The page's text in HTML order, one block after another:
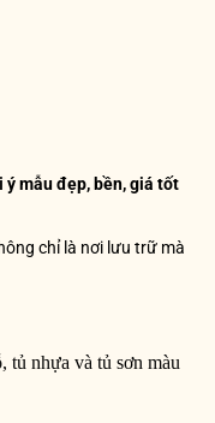
ý mẫu đẹp, bền, giá tốt
chỉ là nơi lưu trữ mà